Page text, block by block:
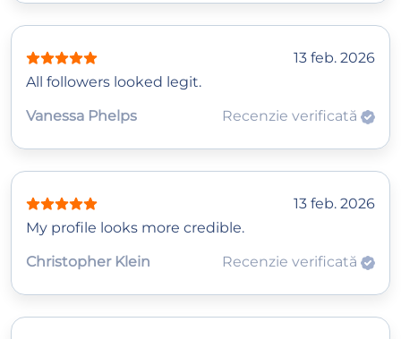
13 feb. 2026
All followers looked legit.
Vanessa Phelps
Recenzie verificată
13 feb. 2026
My profile looks more credible.
Christopher Klein
Recenzie verificată